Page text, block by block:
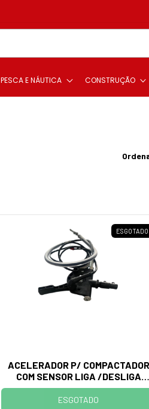
PESCA E NÁUTICA CONSTRUÇÃO
ESGOTADO
ACELERADOR P/ COMPACTADOR
COM SENSOR LIGA /DESLIGA
HUSQVARNA
ESGOTADO